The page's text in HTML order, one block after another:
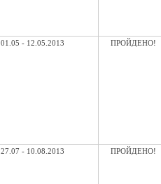
01.05 - 12.05.2013 ПРОЙДЕНО!
27.07 - 10.08.2013 ПРОЙДЕНО!